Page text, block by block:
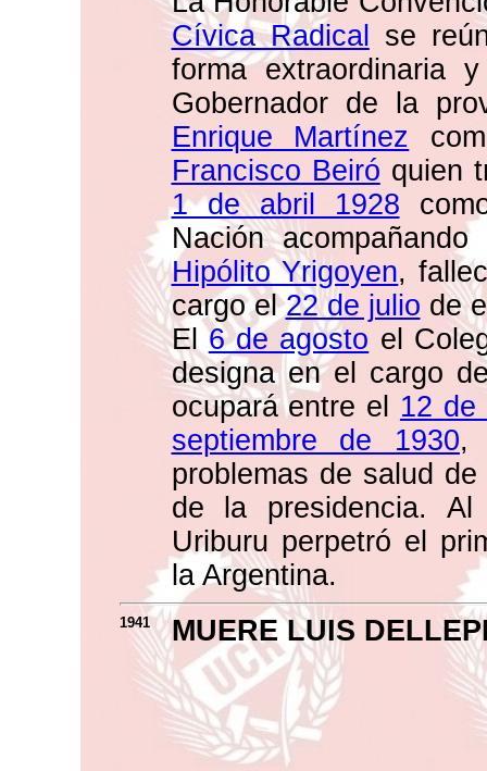
Cívica Radical
se
forma extraordinaria
Gobernador de la
Enrique Martínez
Francisco Beiró quien
1 de abril 1928
Nación
Hipólito Yrigoyen,
cargo el22 de julio de
El6 de agosto el
designa en el cargo
ocupará entre el 12 de
septiembre de 1930,
problemas de salud de
de la presidencia.
Uriburu perpetró el
la Argentina.
1941 MUERE LUIS